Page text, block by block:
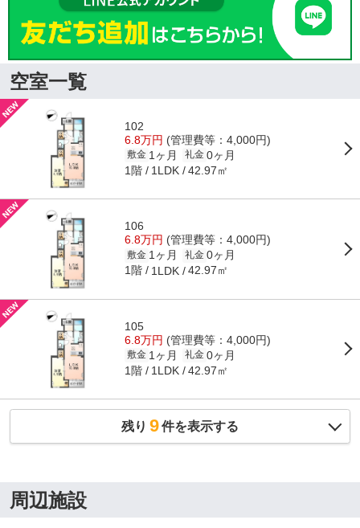
空室一覧
102
6.8万円 (管理費等：4,000円)
敷金 1ヶ月 礼金 0ヶ月
1階 1LDK 42.97㎡
106
6.8万円 (管理費等：4,000円)
敷金 1ヶ月 礼金 0ヶ月
1階 1LDK 42.97㎡
105
6.8万円 (管理費等：4,000円)
敷金 1ヶ月 礼金 0ヶ月
1階 1LDK 42.97㎡
残り 9件を表示する
周辺施設